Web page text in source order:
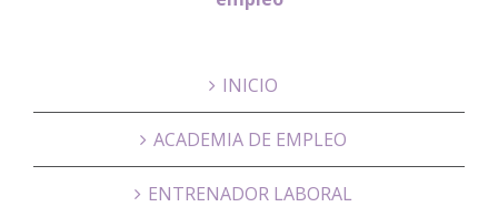
INICIO
ACADEMIA DE EMPLEO
ENTRENADOR LABORAL